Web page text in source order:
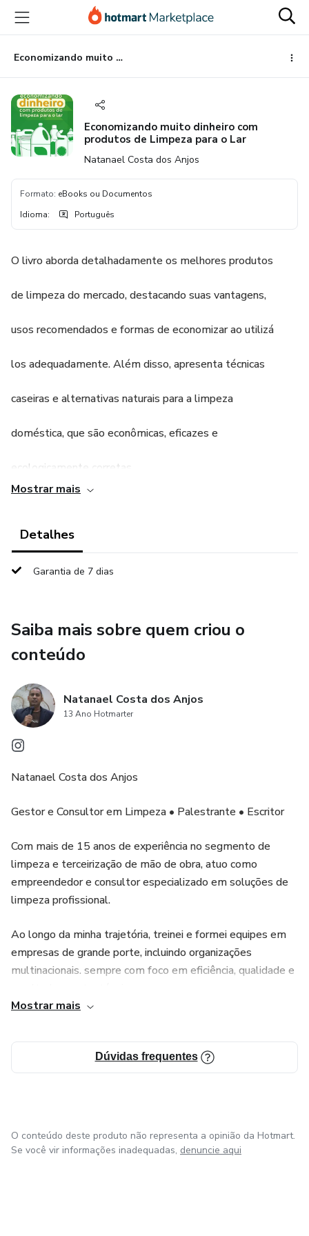
para
conteúdo
principal
para
pagamento
para
rodapé
Economizando muito dinheiro com produtos de Limpeza para o Lar
Economizando muito dinheiro com
produtos de Limpeza para o Lar
Natanael Costa dos Anjos
Formato: eBooks ou Documentos
Idioma: Português
O livro aborda detalhadamente os melhores produtos
de limpeza do mercado, destacando suas vantagens,
usos recomendados e formas de economizar ao utilizá
los adequadamente. Além disso, apresenta técnicas
caseiras e alternativas naturais para a limpeza
doméstica, que são econômicas, eficazes e
ecologicamente corretas
de limpeza com ingredientes simples e acessíveis, sem
comprometer a qualidade da higienização do lar. Com
todas as ferramentas necessárias para economizar no
casa.
Este guia é essencial para quem deseja reduzir
despesas sem sacrificar a higiene e o bem-estar do
ambiente doméstico. Adquira agora mesmo
"Economize muito dinheiro com Produtos de Limpeza
certos para o Lar" e descubra como manter sua casa
Mostrar mais
Detalhes
Garantia de 7 dias
Saiba mais sobre quem criou o
conteúdo
Natanael Costa dos Anjos
13 Ano Hotmarter
Natanael Costa dos Anjos
Gestor e Consultor em Limpeza • Palestrante • Escritor
Com mais de 15 anos de experiência no segmento de
limpeza e terceirização de mão de obra, atuo como
empreendedor e consultor especializado em soluções de
limpeza profissional.
Ao longo da minha trajetória, treinei e formei equipes em
empresas de grande porte, incluindo organizações
multinacionais. sempre com foco em eficiência, qualidade e
correto de produtos e técnicas de limpeza, ajudando
pessoas e empresas a reduzirem custos e promoverem
ambientes mais limpos, saudáveis e produtivos.
Mostrar mais
Dúvidas frequentes
O conteúdo deste produto não representa a opinião da Hotmart.
Se você vir informações inadequadas, denuncie aqui